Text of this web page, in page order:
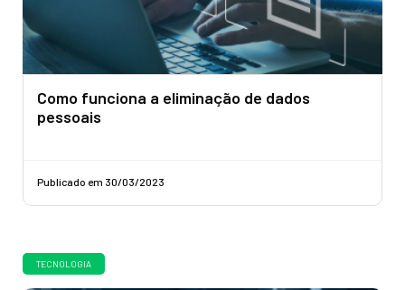
Como funciona a eliminação de dados
pessoais
Publicado em 30/03/2023
TECNOLOGIA